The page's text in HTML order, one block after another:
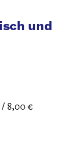
und
8,00 €